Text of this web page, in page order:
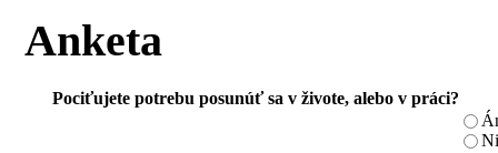
Anketa
Pociťujete potrebu posunúť sa v živote, alebo v práci?